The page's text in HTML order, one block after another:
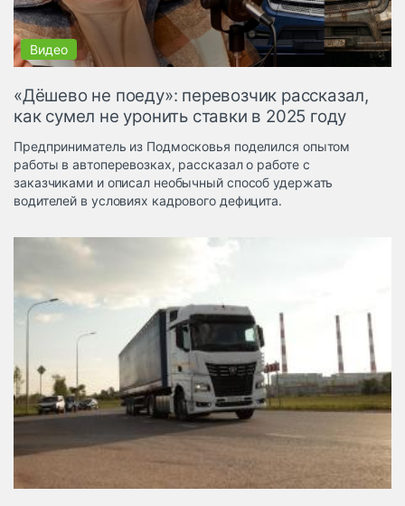
Негабаритные и
опасные грузы
Безопасность и
страхование
Таможня и ВЭД
грузовые
терминалы
Коммерческий
транспорт
Топливо, масла и
автохимия
Дзен
«Дёшево не поеду»: перевозчик рассказал,
как сумел не уронить ставки в 2025 году
Предприниматель из Подмосковья поделился опытом
работы в автоперевозках, рассказал о работе с
заказчиками и описал необычный способ удержать
водителей в условиях кадрового дефицита.